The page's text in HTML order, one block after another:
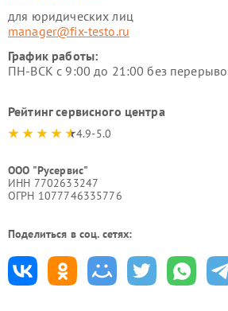
для юридических лиц
manager@fix-testo.ru
График работы:
ПН-ВСК с 9:00 до 21:00 без
Рейтинг сервисного центра
4.9-5.0
ООО "Русервис"
ИНН 7702633247
ОГРН 1077746335776
Поделиться в соц. сетях: